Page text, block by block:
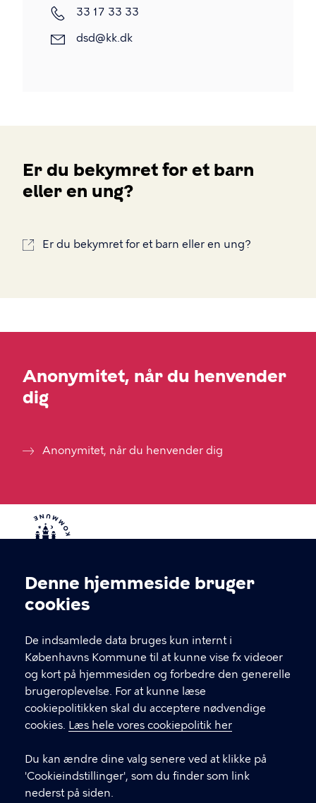
Cookieindstillinger
Denne hjemmeside bruger
cookies
De indsamlede data bruges kun internt i
Københavns Kommune til at kunne vise fx videoer
og kort på hjemmesiden og forbedre den generelle
brugeroplevelse. For at kunne læse
cookiepolitikken skal du acceptere nødvendige
cookies. Læs hele vores cookiepolitik her
Du kan ændre dine valg senere ved at klikke på
'Cookieindstillinger', som du finder som link
nederst på siden.
33 17 33 33
dsd@kk.dk
Er du bekymret for et barn
eller en ung?
Er du bekymret for et barn eller en ung?
Anonymitet, når du henvender
dig
Anonymitet, når du henvender dig
Vi har åben 24 timer i døgnet alle årets dage, og du
kan altid kontakte Den Sociale Døgnvagt ved at
møde op på Åboulevard 38, via telefon eller på mail.
KONTAKT
Åboulevard 38, 2200 København
dsd@kk.dk